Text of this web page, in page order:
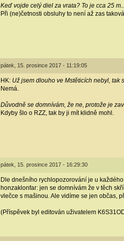
Keď vojde celý diel za vrata? To je cca 25
Při (ne)četnosti obsluhy to není až zas
pátek, 15. prosince 2017 - 11:19:05
HK: Už jsem dlouho ve Mstěticích nebyl, tak
Nemá.
Důvodně se domnívám, že ne, protože je
Kdyby šlo o RZZ, tak by ji mít klidně mohl.
pátek, 15. prosince 2017 - 16:29:30
Dle dnešního rychlopozorování je u
honzaklonfar: jen se domnívám že v těch
vlečce s mašinou. Ale vidíme se jen občas,
(Příspěvek byl editován uživatelem